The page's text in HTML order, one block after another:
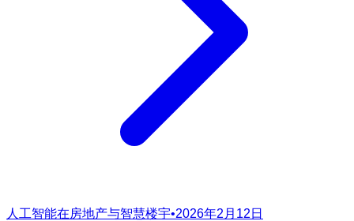
人工智能在房地产与智慧楼宇•2026年2月12日